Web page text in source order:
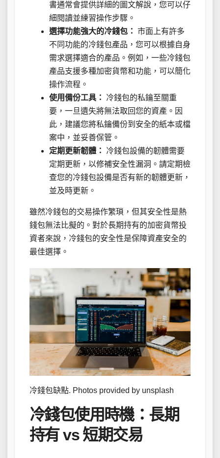
書通常會提供詳細的圖文解說，您可以仔
細閱讀並練習操作步驟。
選擇功能強大的冷錢包： 市面上有許多
不同功能的冷錢包產品，您可以根據自身
需求選擇適合的產品。例如，一些冷錢包
產品支援多種加密貨幣和功能，可以簡化
操作流程。
使用備份工具：
冷錢包的私鑰至關重
要，一旦遺失將無法取回您的資產。因
此，建議您將私鑰備份到安全的紙本或檔
案中，並妥善保管。
定期更新韌體：
冷錢包設備的韌體需要
定期更新，以修補安全性漏洞。請定期檢
查您的冷錢包設備是否有新的韌體更新，
並及時更新。
雖然冷錢包的交易操作繁瑣，但其安全性是熱
錢包無法比擬的。對於長期持有的加密貨幣投
資者來說，冷錢包的安全性是保障資產安全的
最佳選擇。
冷錢包缺點. Photos provided by unsplash
冷錢包使用時機：長期
持有 vs 短期交易